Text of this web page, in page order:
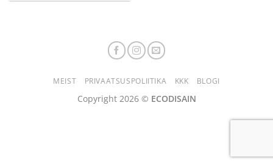
MEIST PRIVAATSUSPOLIITIKA KKK BLOGI
Copyright 2026 © ECODISAIN